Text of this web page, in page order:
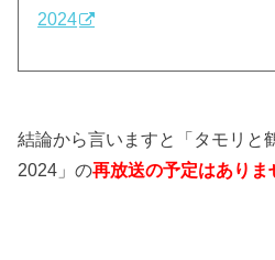
2024
結論から言いますと「タモリと
2024」の再放送の予定はありま